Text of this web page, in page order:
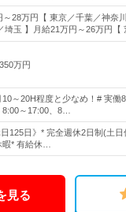
～28万円【 東京／千葉／神奈
埼玉 】月給21万円～26万円【
万円
～20H程度と少なめ！# 実働
～17:00、8…
125日》* 完全週休2日制(土
* 有給休…
見る